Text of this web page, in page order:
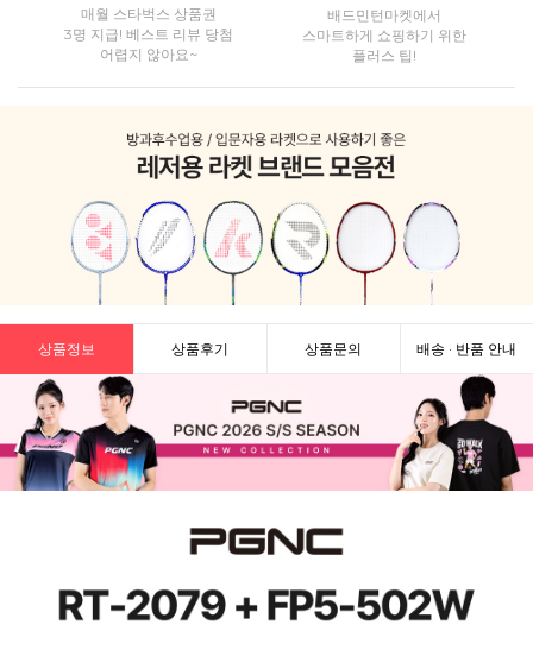
매월 스타벅스 상품권
3명 지급! 베스트 리뷰 당첨
어렵지 않아요~
배드민턴마켓에서
스마트하게 쇼핑하기 위한
플러스 팁!
상품정보 상품후기 상품문의 배송 · 반품 안내